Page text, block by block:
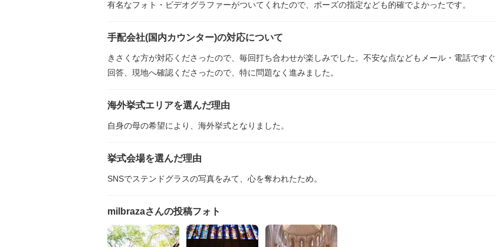
有名なフォト・ビデオグラファーがついてくれたので、ポーズの指定なども的確でよかったです。
手配会社(国内カウンター)の対応について
きさくな方が対応くださったので、毎回打ち合わせが楽しみでした。不安な点などもメール・電話ですぐ
回答、現地へ確認くださったので、特に問題なく進みました。
海外挙式エリアを選んだ理由
自身の母の希望により、海外挙式となりました。
挙式会場を選んだ理由
SNSでステンドグラスの写真をみて、心を奪われたため。
milbrazaさんの投稿フォト